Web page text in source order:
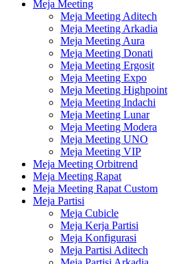
Meja Meeting
Meja Meeting Aditech
Meja Meeting Arkadia
Meja Meeting Aura
Meja Meeting Donati
Meja Meeting Ergosit
Meja Meeting Expo
Meja Meeting Highpoint
Meja Meeting Indachi
Meja Meeting Lunar
Meja Meeting Modera
Meja Meeting UNO
Meja Meeting VIP
Meja Meeting Orbitrend
Meja Meeting Rapat
Meja Meeting Rapat Custom
Meja Partisi
Meja Cubicle
Meja Kerja Partisi
Meja Konfigurasi
Meja Partisi Aditech